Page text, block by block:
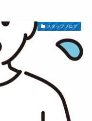
スタッフブログ